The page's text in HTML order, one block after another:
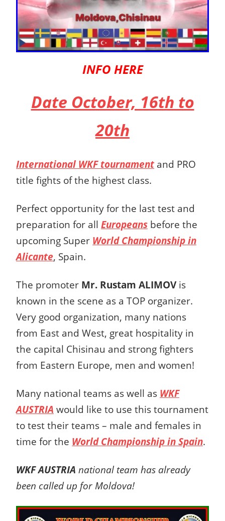
INFO HERE
Date October, 16th to
20th
International WKF tournament and PRO
title fights of the highest class.
Perfect opportunity for the last test and
preparation for all Europeans before the
upcoming Super World Championship in
Alicante, Spain.
The promoter Mr. Rustam ALIMOVis
known in the scene as a TOP organizer.
Very good organization, many nations
from East and West, great hospitality in
the capital Chisinau and strong fighters
from Eastern Europe, men and women!
Many national teams as well as WKF
AUSTRIA would like to use this tournament
to test their teams – male and females in
time for the World Championship in Spain.
WKF AUSTRIA national team has already
been called up for Moldova!